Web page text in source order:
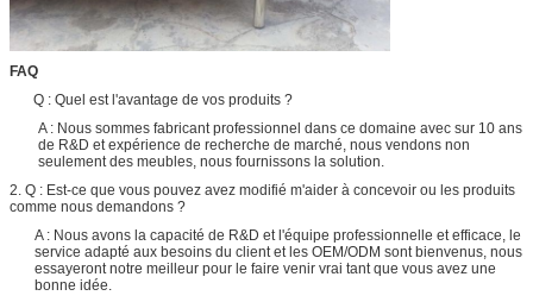
FAQ
Q : Quel est l'avantage de vos produits ?
A : Nous sommes fabricant professionnel dans ce domaine avec sur 10 ans
de R&D et expérience de recherche de marché, nous vendons non
seulement des meubles, nous fournissons la solution.
2. Q : Est-ce que vous pouvez avez modifié m'aider à concevoir ou les produits
comme nous demandons ?
A : Nous avons la capacité de R&D et l'équipe professionnelle et efficace, le
service adapté aux besoins du client et les OEM/ODM sont bienvenus, nous
essayeront notre meilleur pour le faire venir vrai tant que vous avez une
bonne idée.